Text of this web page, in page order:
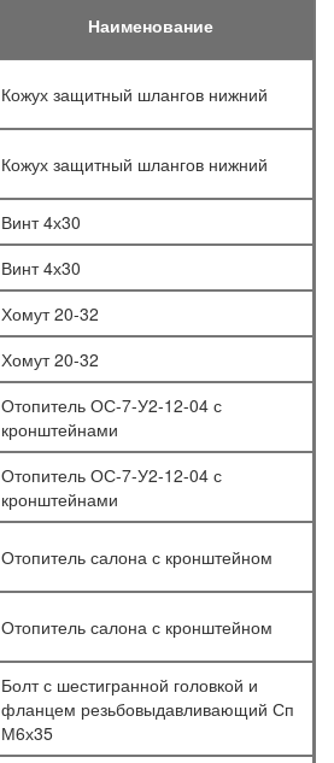
Наименование
Кожух защитный шлангов нижний
Кожух защитный шлангов нижний
Винт 4х30
Винт 4х30
Хомут 20-32
Хомут 20-32
Отопитель ОС-7-У2-12-04 с
кронштейнами
Отопитель ОС-7-У2-12-04 с
кронштейнами
Отопитель салона с кронштейном
Отопитель салона с кронштейном
Болт с шестигранной головкой и
фланцем резьбовыдавливающий Сп
М6х35